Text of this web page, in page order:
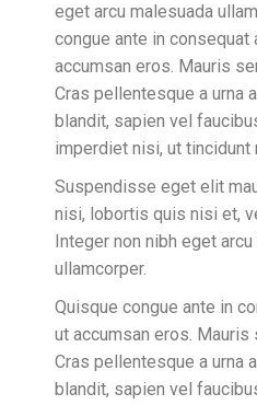
eget arcu malesuada
congue ante in consequat
accumsan eros. Mauris
Cras pellentesque a urna
blandit, sapien vel
imperdiet nisi, ut tincidunt
Suspendisse eget elit
nisi, lobortis quis nisi et,
Integer non nibh eget
ullamcorper.
Quisque congue ante in
ut accumsan eros.
Cras pellentesque a urna
blandit, sapien vel